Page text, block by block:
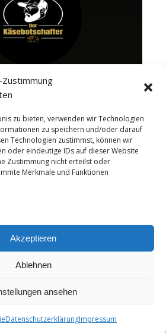
Zustimmung
zu bieten, verwenden wir Technologien
zu speichern und/oder darauf
Technologien zustimmst, können wir
oder eindeutige IDs auf dieser Website
Zustimmung nicht erteilst oder
Merkmale und Funktionen
Akzeptieren
Ablehnen
ansehen
DatenschutzerklärungImpressum
Videos Das Käseportal Merchandise
Theme von WP Royal